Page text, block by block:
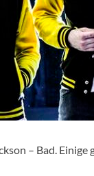
– Bad.